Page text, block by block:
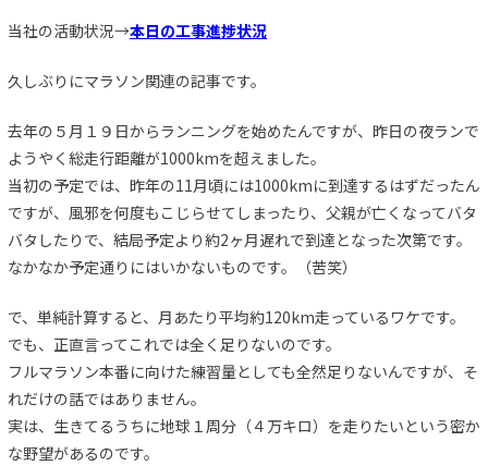
当社の活動状況→本日の工事進捗状況
久しぶりにマラソン関連の記事です。
去年の５月１９日からランニングを始めたんですが、昨日の夜ランで
ようやく総走行距離が1000kmを超えました。
当初の予定では、昨年の11月頃には1000kmに到達するはずだったん
ですが、風邪を何度もこじらせてしまったり、父親が亡くなってバタ
バタしたりで、結局予定より約2ヶ月遅れで到達となった次第です。
なかなか予定通りにはいかないものです。（苦笑）
で、単純計算すると、月あたり平均約120km走っているワケです。
でも、正直言ってこれでは全く足りないのです。
フルマラソン本番に向けた練習量としても全然足りないんですが、そ
れだけの話ではありません。
実は、生きてるうちに地球１周分（４万キロ）を走りたいという密か
な野望があるのです。